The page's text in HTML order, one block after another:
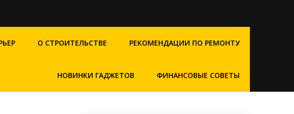
О СТРОИТЕЛЬСТВЕ РЕКОМЕНДАЦИИ ПО РЕМОНТУ
НОВИНКИ ГАДЖЕТОВ ФИНАНСОВЫЕ СОВЕТЫ